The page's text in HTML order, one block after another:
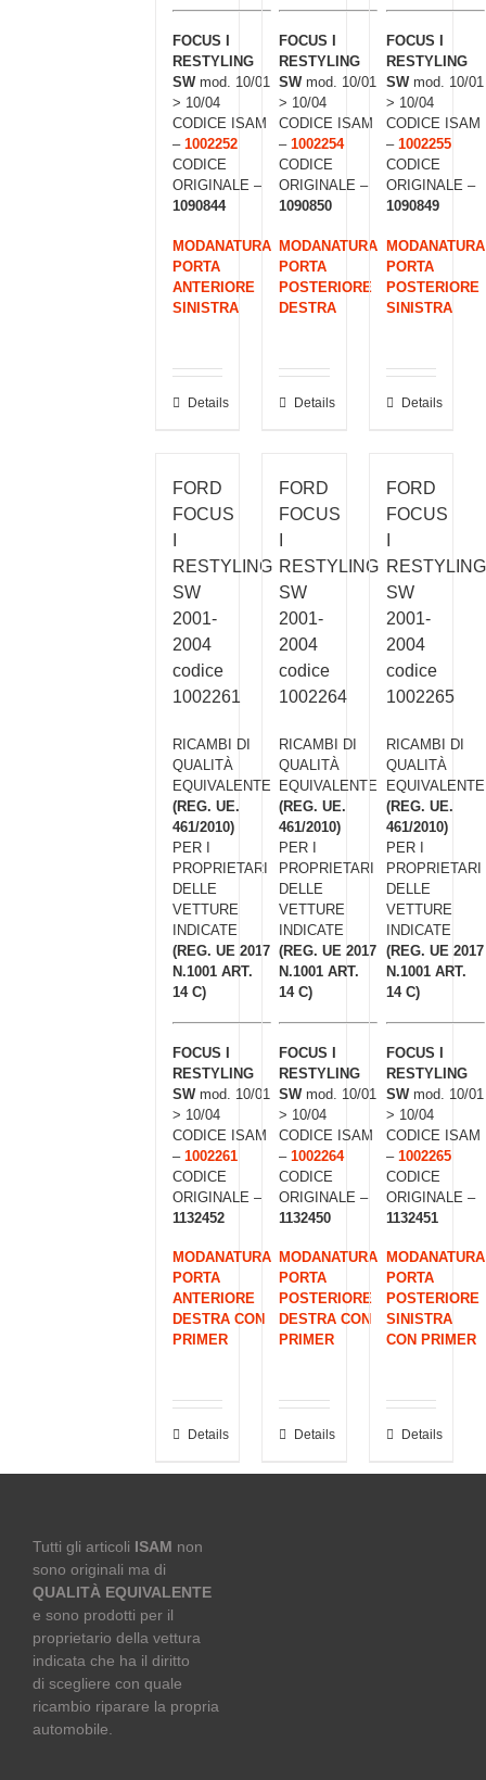
FOCUS I
RESTYLING
SW mod. 10/01
> 10/04
CODICE ISAM
– 1002252
CODICE
ORIGINALE –
1090844
MODANATURA
PORTA
ANTERIORE
SINISTRA
Details
FOCUS I
RESTYLING
SWmod. 10/01
> 10/04
CODICE ISAM
–1002254
CODICE
ORIGINALE –
1090850
MODANATURA
PORTA
POSTERIORE
DESTRA
Details
FOCUS I
RESTYLING
SW mod. 10/01
> 10/04
CODICE ISAM
– 1002255
CODICE
ORIGINALE –
1090849
MODANATURA
PORTA
POSTERIORE
SINISTRA
Details
FORD
FOCUS
RESTYLING
SW
2001-
2004
codice
1002261
RICAMBI DI
QUALITÀ
EQUIVALENTE
(REG. UE.
461/2010)
PER I
PROPRIETARI
DELLE
VETTURE
INDICATE
(REG. UE 2017
N.1001 ART.
14 C)
FOCUS I
RESTYLING
SW mod. 10/01
> 10/04
CODICE ISAM
– 1002261
CODICE
ORIGINALE –
1132452
MODANATURA
PORTA
ANTERIORE
DESTRA CON
PRIMER
Details
FORD
FOCUS
RESTYLING
SW
2001-
2004
codice
1002264
RICAMBI DI
QUALITÀ
EQUIVALENTE
(REG. UE.
461/2010)
PER I
PROPRIETARI
DELLE
VETTURE
INDICATE
(REG. UE 2017
N.1001 ART.
14 C)
FOCUS I
RESTYLING
SWmod. 10/01
> 10/04
CODICE ISAM
–1002264
CODICE
ORIGINALE –
1132450
MODANATURA
PORTA
POSTERIORE
DESTRA CON
PRIMER
Details
FORD
FOCUS
RESTYLING
SW
2001-
2004
codice
1002265
RICAMBI DI
QUALITÀ
EQUIVALENTE
(REG. UE.
461/2010)
PER I
PROPRIETARI
DELLE
VETTURE
INDICATE
(REG. UE 2017
N.1001 ART.
14 C)
FOCUS I
RESTYLING
SW mod. 10/01
> 10/04
CODICE ISAM
– 1002265
CODICE
ORIGINALE –
1132451
MODANATURA
PORTA
POSTERIORE
SINISTRA
CON PRIMER
Details
Tutti gli articoli ISAM non
sono originali ma di
QUALITÀ EQUIVALENTE
e sono prodotti per il
proprietario della vettura
indicata che ha il diritto
di scegliere con quale
ricambio riparare la propria
automobile.